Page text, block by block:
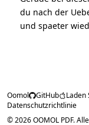
du nach der
und spaeter
Oomol GitHub Laden
Datenschutzrichtlinie
© 2026 OOMOL PDF.